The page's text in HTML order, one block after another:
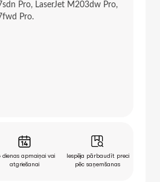
Pro, LaserJet M203dw Pro,
Pro.
dienas apmaiņai vai
atgriešanai
Iespēja pārbaudīt preci
pēc saņemšanas